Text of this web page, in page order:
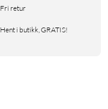
Fri retur
Hent i butikk, GRATIS!